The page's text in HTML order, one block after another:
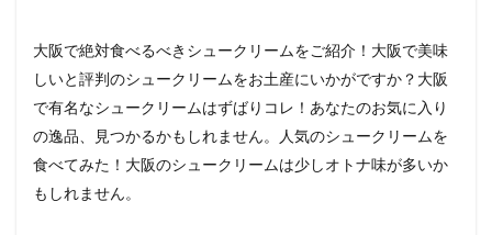
大阪で絶対食べるべきシュークリームをご紹介！大阪で美味
しいと評判のシュークリームをお土産にいかがですか？大阪
で有名なシュークリームはずばりコレ！あなたのお気に入り
の逸品、見つかるかもしれません。人気のシュークリームを
食べてみた！大阪のシュークリームは少しオトナ味が多いか
もしれません。